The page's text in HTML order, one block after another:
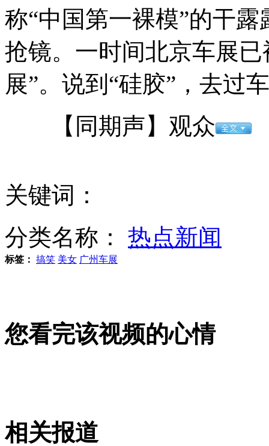
李嘉诚亮相郭晶晶婚礼
无痛分娩是否安全 医生回应
外交部：有关国家言论片面不公正
称“中国第一裸模”的干
抢镜。一时间北京车展
展”。说到“硅胶”，去过
【同期声】观众
关键词：
分类名称： 热点新闻
标签： 搞笑 美女 广州车展
您看完该视频的心情
相关报道